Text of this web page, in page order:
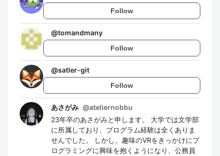
Follow
@tomandmany
Follow
@satler-git
Follow
あさがみ @ateliernobbu
23年卒のあさがみと申します。 大学では文学部
に所属しており、プログラム経験は全くありま
せんでした。 しかし、趣味のVRをきっかけにプ
ログラミングに興味を抱くようになり、公務員